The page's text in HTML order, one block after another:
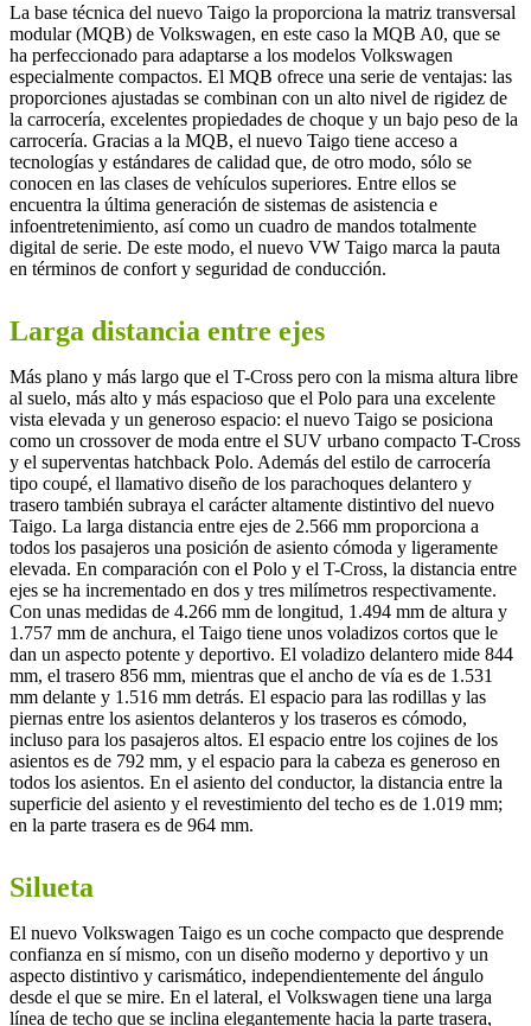
La base técnica del nuevo Taigo la proporciona la matriz transversal
modular (MQB) de Volkswagen, en este caso la MQB A0, que se
ha perfeccionado para adaptarse a los modelos Volkswagen
especialmente compactos. El MQB ofrece una serie de ventajas: las
proporciones ajustadas se combinan con un alto nivel de rigidez de
la carrocería, excelentes propiedades de choque y un bajo peso de la
carrocería. Gracias a la MQB, el nuevo Taigo tiene acceso a
tecnologías y estándares de calidad que, de otro modo, sólo se
conocen en las clases de vehículos superiores. Entre ellos se
encuentra la última generación de sistemas de asistencia e
infoentretenimiento, así como un cuadro de mandos totalmente
digital de serie. De este modo, el nuevo VW Taigo marca la pauta
en términos de confort y seguridad de conducción.
Larga distancia entre ejes
Más plano y más largo que el T-Cross pero con la misma altura libre
al suelo, más alto y más espacioso que el Polo para una excelente
vista elevada y un generoso espacio: el nuevo Taigo se posiciona
como un crossover de moda entre el SUV urbano compacto T-Cross
y el superventas hatchback Polo. Además del estilo de carrocería
tipo coupé, el llamativo diseño de los parachoques delantero y
trasero también subraya el carácter altamente distintivo del nuevo
Taigo. La larga distancia entre ejes de 2.566 mm proporciona a
todos los pasajeros una posición de asiento cómoda y ligeramente
elevada. En comparación con el Polo y el T-Cross, la distancia entre
ejes se ha incrementado en dos y tres milímetros respectivamente.
Con unas medidas de 4.266 mm de longitud, 1.494 mm de altura y
1.757 mm de anchura, el Taigo tiene unos voladizos cortos que le
dan un aspecto potente y deportivo. El voladizo delantero mide 844
mm, el trasero 856 mm, mientras que el ancho de vía es de 1.531
mm delante y 1.516 mm detrás. El espacio para las rodillas y las
piernas entre los asientos delanteros y los traseros es cómodo,
incluso para los pasajeros altos. El espacio entre los cojines de los
asientos es de 792 mm, y el espacio para la cabeza es generoso en
todos los asientos. En el asiento del conductor, la distancia entre la
superficie del asiento y el revestimiento del techo es de 1.019 mm;
en la parte trasera es de 964 mm.
Silueta
El nuevo Volkswagen Taigo es un coche compacto que desprende
confianza en sí mismo, con un diseño moderno y deportivo y un
aspecto distintivo y carismático, independientemente del ángulo
desde el que se mire. En el lateral, el Volkswagen tiene una larga
línea de techo que se inclina elegantemente hacia la parte trasera,